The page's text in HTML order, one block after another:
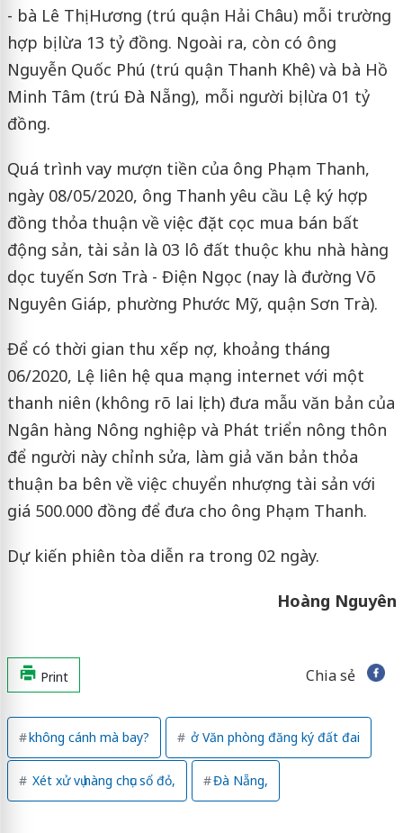
- bà Lê Thị Hương (trú quận Hải Châu) mỗi trường
hợp bị lừa 13 tỷ đồng. Ngoài ra, còn có ông
Nguyễn Quốc Phú (trú quận Thanh Khê) và bà Hồ
Minh Tâm (trú Đà Nẵng), mỗi người bị lừa 01 tỷ
đồng.
Quá trình vay mượn tiền của ông Phạm Thanh,
ngày 08/05/2020, ông Thanh yêu cầu Lệ ký hợp
đồng thỏa thuận về việc đặt cọc mua bán bất
động sản, tài sản là 03 lô đất thuộc khu nhà hàng
dọc tuyến Sơn Trà - Điện Ngọc (nay là đường Võ
Nguyên Giáp, phường Phước Mỹ, quận Sơn Trà).
Để có thời gian thu xếp nợ, khoảng tháng
06/2020, Lệ liên hệ qua mạng internet với một
thanh niên (không rõ lai lịch) đưa mẫu văn bản của
Ngân hàng Nông nghiệp và Phát triển nông thôn
để người này chỉnh sửa, làm giả văn bản thỏa
thuận ba bên về việc chuyển nhượng tài sản với
giá 500.000 đồng để đưa cho ông Phạm Thanh.
Dự kiến phiên tòa diễn ra trong 02 ngày.
Hoàng Nguyên
Print Chia sẻ
không cánh mà bay? ở Văn phòng đăng ký đất đai
Xét xử vụ hàng chục sổ đỏ, Đà Nẵng,